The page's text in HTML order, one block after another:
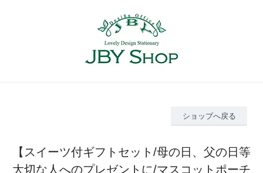
ショップへ戻る
【スイーツ付ギフトセット/母の日、父の日等
大切な人へのプレゼントに/マスコットポーチ